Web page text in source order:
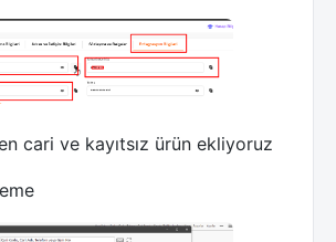
cari ve kayıtsız ürün ekliyoruz